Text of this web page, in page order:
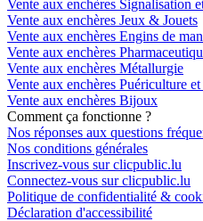
Vente aux enchères Signalisation
Vente aux enchères Jeux & Jouets
Vente aux enchères Engins de
Vente aux enchères
Vente aux enchères Métallurgie
Vente aux enchères Puériculture
Vente aux enchères Bijoux
Comment ça fonctionne ?
Nos réponses aux questions
Nos conditions générales
Inscrivez-vous sur clicpublic.lu
Connectez-vous sur clicpublic.lu
Politique de confidentialité &
Déclaration d'accessibilité